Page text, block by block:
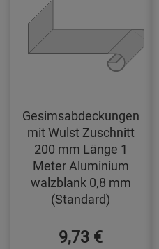
Gesimsabdeckungen
mit Wulst Zuschnitt
200 mm Länge 1
Meter Aluminium
walzblank 0,8 mm
(Standard)
9,73 €